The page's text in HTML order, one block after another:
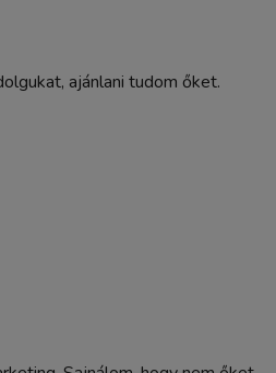
ajánlani tudom őket.